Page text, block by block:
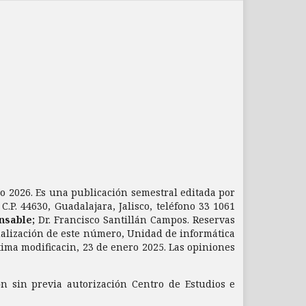
2026. Es una publicación semestral editada por
44630, Guadalajara, Jalisco, teléfono 33 1061
Dr. Francisco Santillán Campos. Reservas
de este número, Unidad de informática
modificacin, 23 de enero 2025. Las opiniones
sin previa autorización Centro de Estudios e